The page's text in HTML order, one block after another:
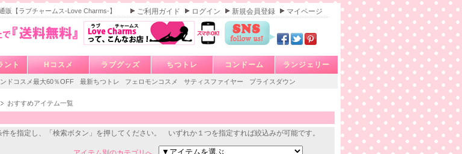
販【ラブチャームス-Love Charms-】 ご利用ガイド ログイン 新規会員登録 マイページ
ント Hコスメ ラブグッズ ちつトレ コンドーム ランジェリー
ドコスメ最大60％OFF 最新ちつトレ フェロモンコスメ サティスファイヤー プライスダウン
おすすめアイテム一覧
件を指定し、「検索ボタン」を押してください。 いずれか１つを指定すれば絞込みが可能です。